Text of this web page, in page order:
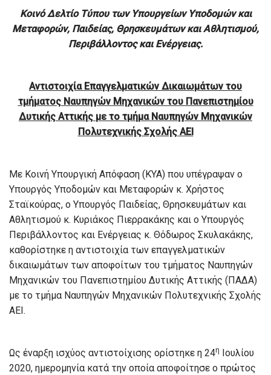
Κοινό Δελτίο Τύπου των Υπουργείων Υποδομών και
Μεταφορών, Παιδείας, Θρησκευμάτων και Αθλητισμού,
Περιβάλλοντος και Ενέργειας.
Αντιστοιχία Επαγγελματικών Δικαιωμάτων του
τμήματος Ναυπηγών Μηχανικών του Πανεπιστημίου
Δυτικής Αττικής με το τμήμα Ναυπηγών Μηχανικών
Πολυτεχνικής Σχολής ΑΕΙ
Με Κοινή Υπουργική Απόφαση (ΚΥΑ) που υπέγραψαν ο
Υπουργός Υποδομών και Μεταφορών κ. Χρήστος
Σταϊκούρας, ο Υπουργός Παιδείας, Θρησκευμάτων και
Αθλητισμού κ. Κυριάκος Πιερρακάκης και ο Υπουργός
Περιβάλλοντος και Ενέργειας κ. Θόδωρος Σκυλακάκης,
καθορίστηκε η αντιστοιχία των επαγγελματικών
δικαιωμάτων των αποφοίτων του τμήματος Ναυπηγών
Μηχανικών του Πανεπιστημίου Δυτικής Αττικής (ΠΑΔΑ)
με το τμήμα Ναυπηγών Μηχανικών Πολυτεχνικής Σχολής
ΑΕΙ.
Ως έναρξη ισχύος αντιστοίχισης ορίστηκε η 24η Ιουλίου
2020, ημερομηνία κατά την οποία αποφοίτησε ο πρώτος